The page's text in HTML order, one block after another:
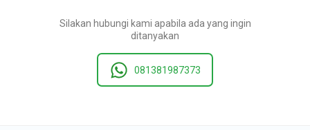
Silakan hubungi kami apabila ada yang ingin
ditanyakan
081381987373